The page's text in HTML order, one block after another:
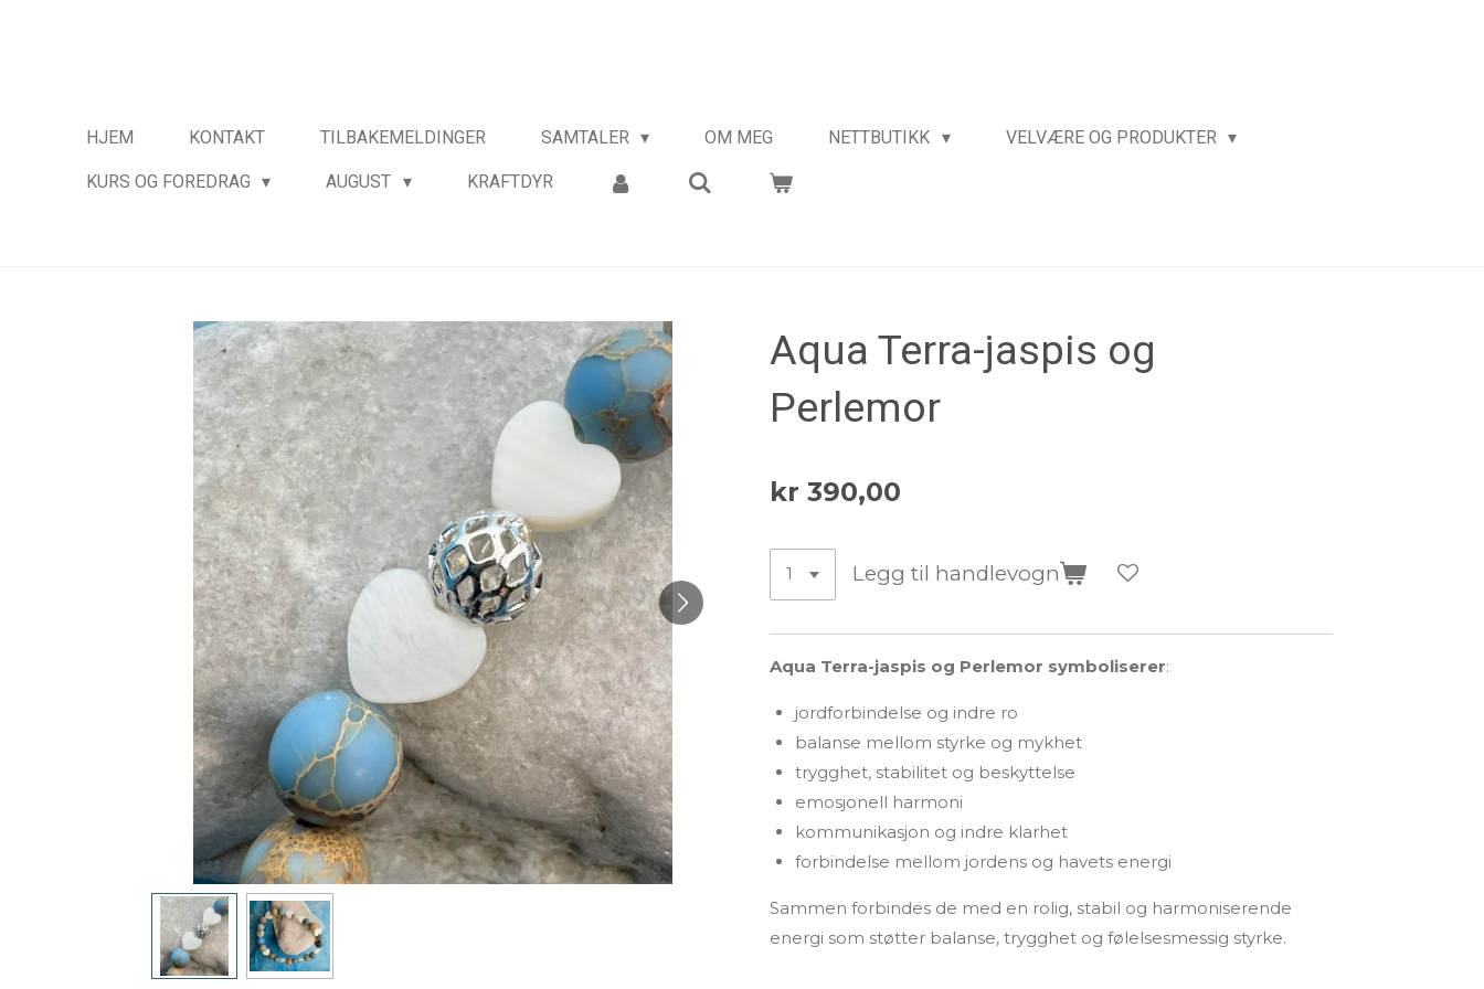
HJEM KONTAKT TILBAKEMELDINGER SAMTALER OM MEG NETTBUTIKK VELVÆRE OG PRODUKTER
KURS OG FOREDRAG AUGUST KRAFTDYR
Aqua Terra-jaspis og
Perlemor
kr 390,00
Legg til handlevogn
Aqua Terra-jaspis og Perlemor symboliserer:
jordforbindelse og indre ro
balanse mellom styrke og mykhet
trygghet, stabilitet og beskyttelse
emosjonell harmoni
kommunikasjon og indre klarhet
forbindelse mellom jordens og havets energi
Sammen forbindes de med en rolig, stabil og harmoniserende
energi som støtter balanse, trygghet og følelsesmessig styrke.